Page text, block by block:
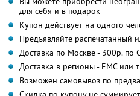
для себя и в подарок
Купон действует на одного
Предъявляйте распечатанный
Доставка по Москве - 300р. по
Доставка в регионы - ЕМС или
Возможен самовывоз по